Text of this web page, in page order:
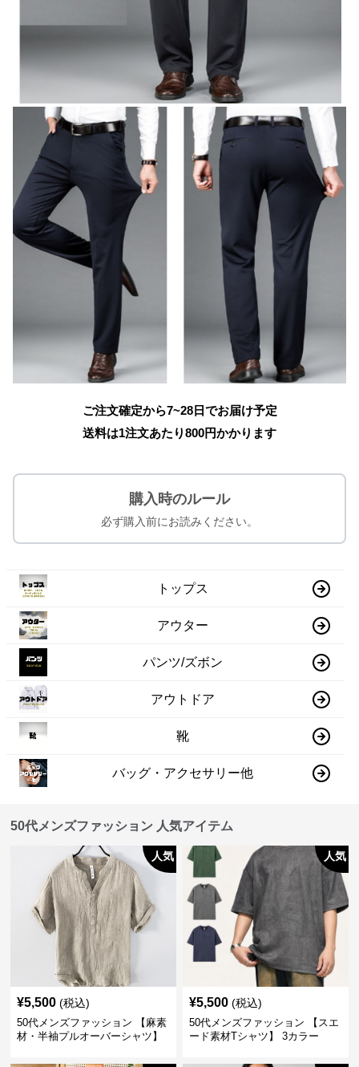
ご注文確定から7~28日でお届け予定
送料は1注文あたり800円かかります
購入時のルール
必ず購入前にお読みください。
トップス
アウター
パンツ/ズボン
アウトドア
靴
バッグ・アクセサリー他
50代メンズファッション 人気アイテム
人気
¥5,500 (税込)
50代メンズファッション 【麻素
材・半袖プルオーバーシャツ】
人気
¥5,500 (税込)
50代メンズファッション 【スエ
ード素材Tシャツ】 3カラー